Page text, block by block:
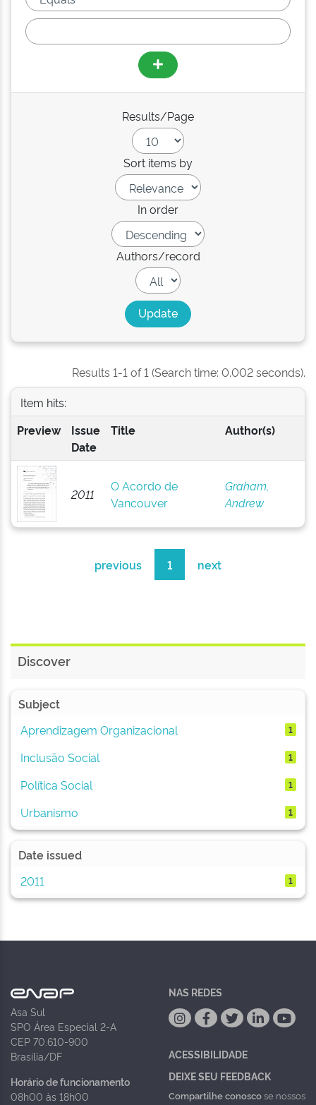
Results/Page
Sort items by
In order
Authors/record
Results 1-1 of 1 (Search time: 0.002 seconds).
Item hits:
Preview
Issue
Date
Title Author(s)
2011
O Acordo de
Vancouver
Graham,
Andrew
previous 1 next
Discover
Subject
Aprendizagem Organizacional
1
Inclusão Social 1
Política Social 1
Urbanismo 1
Date issued
2011
1
Asa Sul
SPO Área Especial 2-A
CEP 70.610-900
Brasília/DF
Horário de funcionamento
08h00 às 18h00
NAS REDES
ACESSIBILIDADE
DEIXE SEU FEEDBACK
Compartilhe conoscose nossos